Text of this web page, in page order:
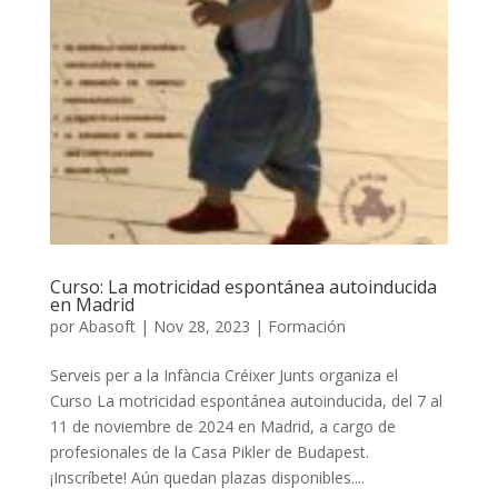
Curso: La motricidad espontánea autoinducida
en Madrid
por Abasoft| Nov 28, 2023 | Formación
Serveis per a la Infància Créixer Junts organiza el
Curso La motricidad espontánea autoinducida, del 7 al
11 de noviembre de 2024 en Madrid, a cargo de
profesionales de la Casa Pikler de Budapest.
¡Inscríbete! Aún quedan plazas disponibles....